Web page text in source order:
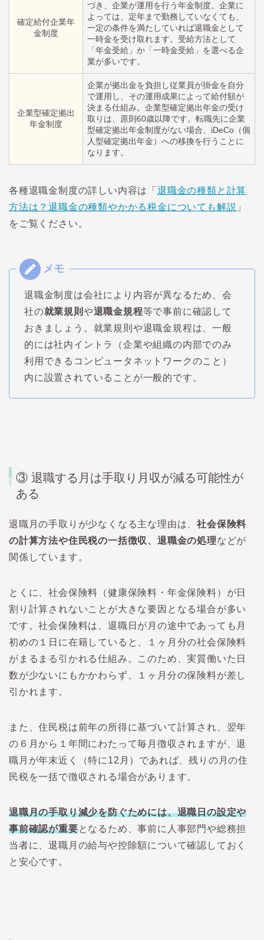
確定給付企業年
金制度
づき、企業が運用を行う年金制度。企業に
よっては、定年まで勤務していなくても、
一定の条件を満たしていれば退職金として
一時金を受け取れます。受給方法として
「年金受給」か「一時金受給」を選べる企
業が多いです。
企業型確定拠出
年金制度
企業が拠出金を負担し従業員が掛金を自分
で運用し、その運用成果によって給付額が
決まる仕組み。企業型確定拠出年金の受け
取りは、原則60歳以降です。転職先に企業
型確定拠出年金制度がない場合、iDeCo（個
人型確定拠出年金）への移換を行うことに
なります。
各種退職金制度の詳しい内容は「退職金の種類と計算
方法は？退職金の種類やかかる税金についても解説 」
をご覧ください。
退職金制度は会社により内容が異なるため、会
社の就業規則 や退職金規程等で事前に確認して
おきましょう。就業規則や退職金規程は、一般
的には社内イントラ（企業や組織の内部でのみ
利用できるコンピュータネットワークのこと）
内に設置されていることが一般的です。
③ 退職する月は手取り月収が減る可能性が
ある
退職月の手取りが少なくなる主な理由は、社会保険料
の計算方法や住民税の一括徴収、退職金の処理などが
関係しています。
とくに、社会保険料（健康保険料・年金保険料）が日
割り計算されないことが大きな要因となる場合が多い
です。社会保険料は、退職日が月の途中であっても月
初めの１日に在籍していると、１ヶ月分の社会保険料
がまるまる引かれる仕組み。このため、実質働いた日
数が少ないにもかかわらず、１ヶ月分の保険料が差し
引かれます。
また、住民税は前年の所得に基づいて計算され、翌年
の６月から１年間にわたって毎月徴収されますが、退
職月が年末近く（特に12月）であれば、残りの月の住
民税を一括で徴収される場合があります。
退職月の手取り減少を防ぐためには、退職日の設定や
事前確認が重要となるため、事前に人事部門や総務担
当者に、退職月の給与や控除額について確認しておく
と安心です。